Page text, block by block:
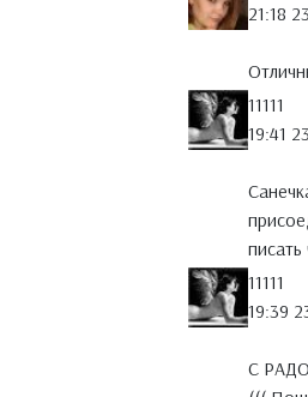
21:18
11111
19:41
11111
19:39
С